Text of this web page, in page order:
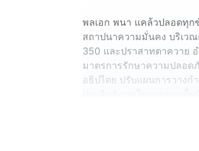
พลเอก พนา แคล้วปลอดทุก
สถาปนาความมั่นคง บริเว
350 และปราสาทตาควาย
มาตรการรักษาความปลอด
อธิปไตย ปรับแผนการวางก
ภารกิจยังต้องเดินหน้าต่อไ